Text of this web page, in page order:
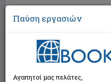
Αναζήτηση
Παύση εργασιών
Αγαπητοί μας πελάτες,